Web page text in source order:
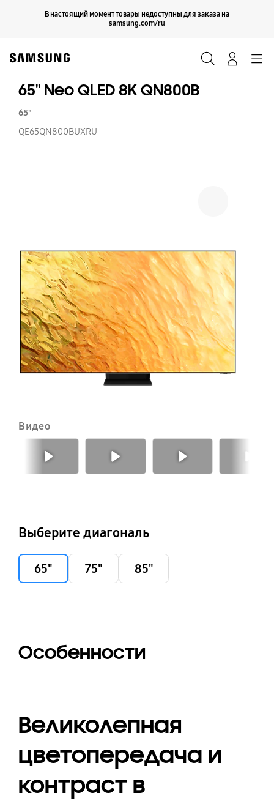
В настоящий момент товары недоступны для заказа на
samsung.com/ru
Продолжить
65'' Neo QLED 8K QN800B
65"
QE65QN800BUXRU
Видео
Выберите диагональ
65" 75" 85"
Особенности
Великолепная
цветопередача и
контраст в